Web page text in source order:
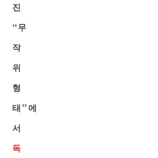
진
“무
작
위
형
태”에
서
독